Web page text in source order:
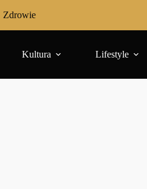
Zdrowie
Kultura Lifestyle